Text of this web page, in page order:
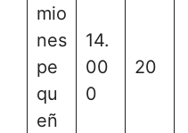
mio
nes
pe
qu
eñ
14.
00
0
20